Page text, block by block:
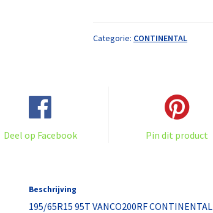
CO
Categorie: CONTINENTAL
Deel op Facebook Pin dit product
Beschrijving
195/65R15 95T VANCO200RF CONTINENTAL